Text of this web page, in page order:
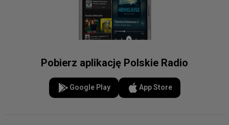
Pobierz aplikację Polskie Radio
Google Play App Store